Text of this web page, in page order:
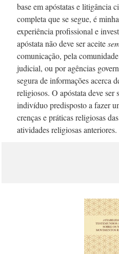
base em apóstatas e litigância
completa que se segue, é
experiência profissional e
apóstata não deve ser aceite
comunicação, pela
judicial, ou por agências
segura de informações acerca
religiosos. O apóstata deve
indivíduo predisposto a fazer
crenças e práticas religiosas
atividades religiosas anteriores.